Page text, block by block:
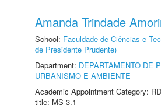
Amanda Trindade
School: Faculdade de Ciências e
de Presidente Prudente)
Department: DEPARTAMENTO DE
URBANISMO E AMBIENTE
Academic Appointment Category:
title: MS-3.1